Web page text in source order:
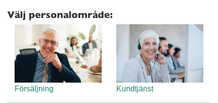
Välj personalområde:
Försäljning Kundtjänst